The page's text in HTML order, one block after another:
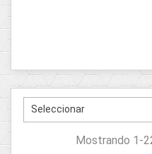
Seleccionar
Mostrando 1-